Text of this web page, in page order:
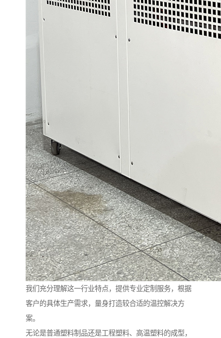
我们充分理解这一行业特点，提供专业定制服务，根据
客户的具体生产需求，量身打造较合适的温控解决方
案。
无论是普通塑料制品还是工程塑料、高温塑料的成型，